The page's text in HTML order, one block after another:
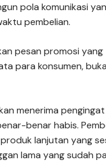
pola komunikasi
pembelian.
pesan promosi yang
para konsumen,
menerima pengingat
benar habis.
lanjutan yang
lama yang sudah